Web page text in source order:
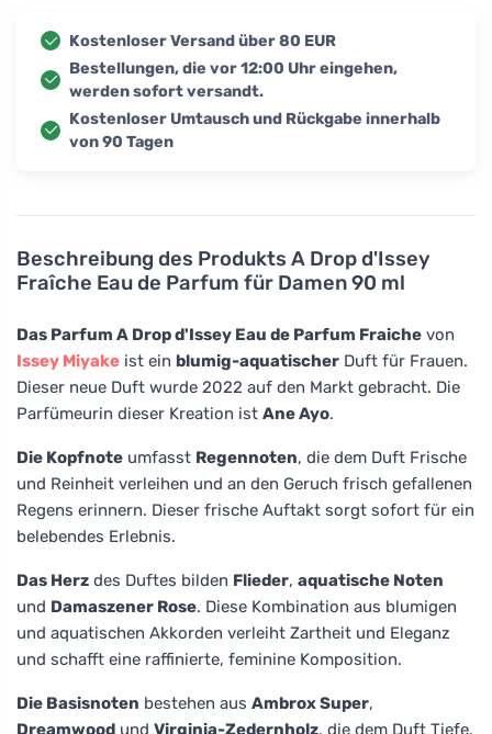
Beschreibung des Produkts A Drop d'Issey
Fraîche Eau de Parfum für Damen 90 ml
Das Parfum A Drop d'Issey Eau de Parfum Fraiche von
Issey Miyake ist ein blumig-aquatischer Duft für Frauen.
Dieser neue Duft wurde 2022 auf den Markt gebracht. Die
Parfümeurin dieser Kreation ist Ane Ayo.
Die Kopfnote umfasst Regennoten, die dem Duft Frische
und Reinheit verleihen und an den Geruch frisch gefallenen
Regens erinnern. Dieser frische Auftakt sorgt sofort für ein
belebendes Erlebnis.
Das Herz des Duftes bilden Flieder, aquatische Noten
und Damaszener Rose. Diese Kombination aus blumigen
und aquatischen Akkorden verleiht Zartheit und Eleganz
und schafft eine raffinierte, feminine Komposition.
Die Basisnoten bestehen aus Ambrox Super,
Dreamwood und Virginia-Zedernholz, die dem Duft Tiefe,
Kostenloser Versand über 80 EUR
Bestellungen, die vor 12:00 Uhr eingehen,
werden sofort versandt.
Kostenloser Umtausch und Rückgabe innerhalb
von 90 Tagen